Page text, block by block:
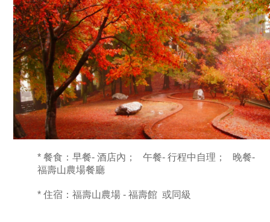
* 餐食：早餐- 酒店內； 午餐- 行程中自理； 晚餐-
福壽山農場餐廳
* 住宿：福壽山農場 - 福壽館 或同級